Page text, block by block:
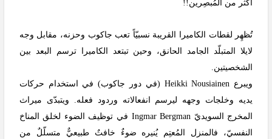
أكثر من المُبصِرين!!
تُظهِر لقطات الكاميرا القريبة نسبيّاً تعب جاكوب وحزنه، مقابل وجه
لايلا المتبلّد الجامد الحانق، وحين تبتعد الكاميرا ترسم البعد بين
الشخصيتين.
ويبرع Heikki Nousiainen (في دور جاكوب) في استخدام حركات
يديه وخلجات وجهه ليرسم انفعالاته وردود فعله. ويتبدّى ميراث
المخرج السويديّ Ingmar Bergman في توظيف الضوء لخلق المناخ
النفسيّ، فالمنزل المُعتِم يُنيره ضوءٌ خافتٌ طبيعيٌّ متسلّلٌ من